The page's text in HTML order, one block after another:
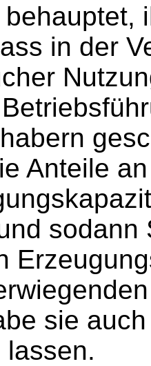
in der
Anteile
sodann
sie
lassen.